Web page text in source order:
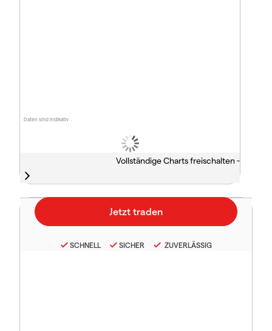
Daten sind indikativ
Vollständige Charts freischalten -
SCHNELL SICHER ZUVERLÄSSIG